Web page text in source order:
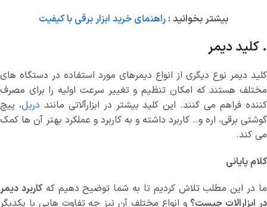
بیشتر بخوانید : راهنمای خرید ابزار برقی با کیفیت
. کلید دیمر
کلید دیمر نوع دیگری از انواع دیمرهای مورد استفاده در دستگاه های
مختلف هستند که امکان تنظیم و تغییر سرعت اولیه را برای مصرف
کننده فراهم می کنند. این کلید بیشتر در ابزارآلاتی مانند دریل، پیچ
گوشتی برقی، اره و.. کاربرد داشته و به کاربرد و عملکرد بهتر آن ها کمک
می کند.
کلام پایانی
ما در این مطلب تلاش کردیم تا به شما توضیح دهیم کهکاربرد دیمر
در ابزارالات چیست؟ و انواع مختلف آن نیز چه تفاوت هایی با یکدیگر